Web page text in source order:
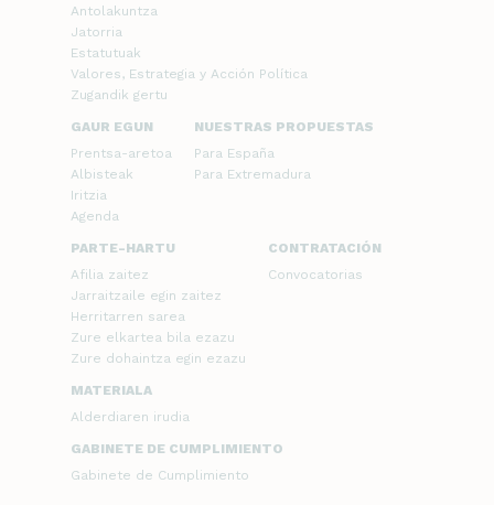
Antolakuntza
Jatorria
Estatutuak
Valores, Estrategia y Acción Política
Zugandik gertu
GAUR EGUN
Prentsa-aretoa
Albisteak
Iritzia
Agenda
NUESTRAS PROPUESTAS
Para España
Para Extremadura
PARTE-HARTU
Afilia zaitez
Jarraitzaile egin zaitez
Herritarren sarea
Zure elkartea bila ezazu
Zure dohaintza egin ezazu
CONTRATACIÓN
Convocatorias
MATERIALA
Alderdiaren irudia
GABINETE DE CUMPLIMIENTO
Gabinete de Cumplimiento